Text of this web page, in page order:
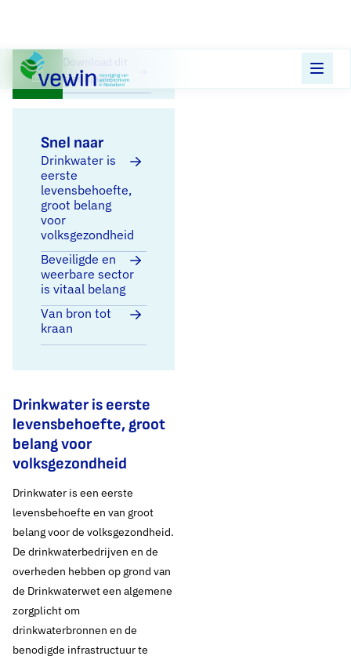
Direct naar content
Terug naar de startpagina
Download dit
standpunt
Snel naar
Drinkwater is
eerste
levensbehoefte,
groot belang
voor
volksgezondheid
Beveiligde en
weerbare sector
is vitaal belang
Van bron tot
kraan
Drinkwater is eerste
levensbehoefte, groot
belang voor
volksgezondheid
Drinkwater is een eerste
levensbehoefte en van groot
belang voor de volksgezondheid.
De drinkwaterbedrijven en de
overheden hebben op grond van
de Drinkwaterwet een algemene
zorgplicht om
drinkwaterbronnen en de
benodigde infrastructuur te